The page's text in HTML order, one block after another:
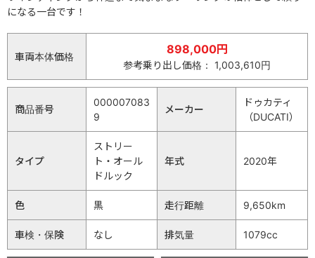
になる一台です！
車両本体価格
898,000円
参考乗り出し価格： 1,003,610円
商品番号
000007083
9
メーカー
ドゥカティ
（DUCATI）
タイプ
ストリー
ト・オール
ドルック
年式 2020年
色 黒 走行距離 9,650km
車検・保険 なし 排気量 1079cc